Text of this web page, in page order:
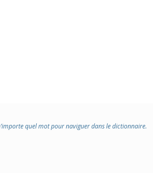
quel mot pour naviguer dans le dictionnaire.